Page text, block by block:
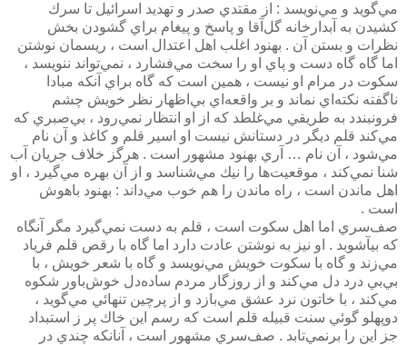
مي‌گويد و مي‌نويسد : از مقتدي صدر و تهديد اسرائيل تا سرك
كشيدن به آبدارخانه گل‌آقا و پاسخ و پيغام براي گشودن بخش
نظرات و بستن آن . بهنود اغلب اهل اعتدال است ، ريسمان نوشتن
اما گاه گاه دست و پاي او را سخت مي‌فشارد ، نمي‌تواند ننويسد ،
سكوت در مرام او نيست ، همين است كه گاه براي آنكه مبادا
ناگفته نكته‌اي نماند و بر واقعه‌اي بي‌اظهار نظر خويش چشم
فرونبندد به طريقي مي‌غلطد كه از او انتظار نمي‌رود ، بي‌صبري كه
مي‌كند قلم ديگر در دستانش نيست او اسير قلم و كاغذ و آن نام
مي‌شود ، آن نام … آري بهنود مشهور است . هرگز خلاف جريان آب
شنا نمي‌كند ، موقعيت‌ها را نيك مي‌شناسد و از آن بهره مي‌گيرد ، او
اهل ماندن است ،‌ راه ماندن را هم خوب مي‌داند : بهنود باهوش
است .
صف‌سري اما اهل سكوت است ، قلم به دست نمي‌گيرد مگر آنگاه
كه بيآشوبد . او نيز به نوشتن عادت دارد اما گاه با رقص قلم فرياد
مي‌زند و گاه با سكوت خويش مي‌نويسد و گاه با شعر خويش ، با
بي‌بي درد دل مي‌كند و از روزگار مردم ساده‌دل خوش‌باور شكوه
مي‌كند ، با خاتون نرد عشق مي‌بازد و از پرچين تنهائي مي‌گويد ،
دوپهلو گوئي سنت قبيله قلم است كه رسم اين خاك پر ز استبداد
جز اين را برنمي‌تابد . صف‌سري مشهور است ،‌ آنانكه چندي در